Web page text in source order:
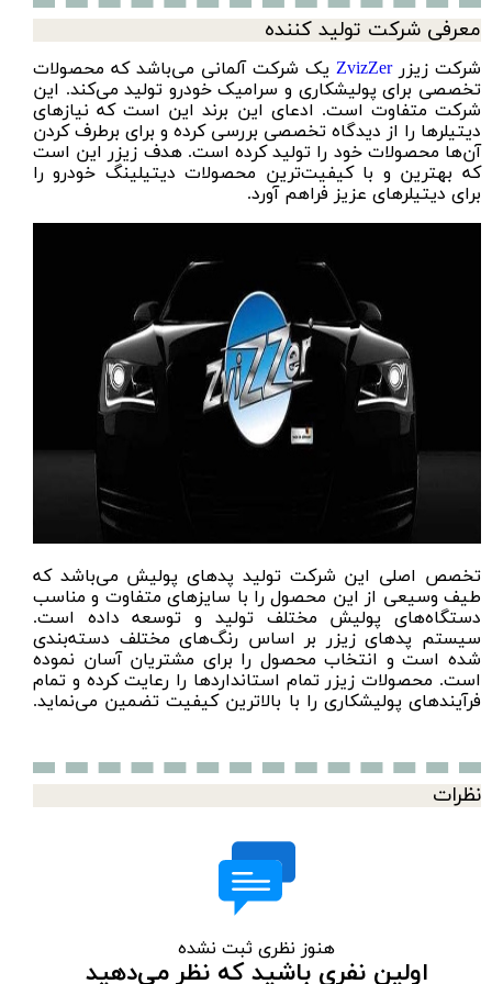
معرفی شرکت تولید کننده
شرکت زیزرZvizZer یک شرکت آلمانی می‌باشد که محصولات
تخصصی برای پولیشکاری و سرامیک خودرو تولید می‌کند. این
شرکت متفاوت است. ادعای این برند این است که نیازهای
دیتیلرها را از دیدگاه تخصصی بررسی کرده و برای برطرف کردن
آن‌ها محصولات خود را تولید کرده است. هدف زیزر این است
که بهترین و با کیفیت‌ترین محصولات دیتیلینگ خودرو را
برای دیتیلرهای عزیز فراهم آورد.
تخصص اصلی این شرکت تولید پدهای پولیش می‌باشد که
طیف وسیعی از این محصول را با سایزهای متفاوت و مناسب
دستگاه‌های پولیش مختلف تولید و توسعه داده است.
سیستم پدهای زیزر بر اساس رنگ‌های مختلف دسته‌بندی
شده است و انتخاب محصول را برای مشتریان آسان نموده
است. محصولات زیزر تمام استانداردها را رعایت کرده و تمام
فرآیندهای پولیشکاری را با بالاترین کیفیت تضمین می‌نماید.
نظرات
هنوز نظری ثبت نشده
اولین نفری باشید که نظر می‌دهید